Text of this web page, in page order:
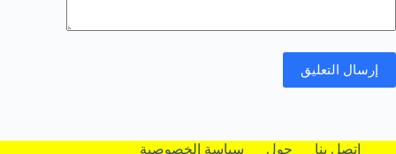
إرسال التعليق
اتصل بنا حول سياسة الخصوصية